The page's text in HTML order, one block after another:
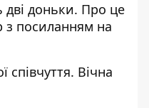
дві доньки. Про це
з посиланням на
співчуття. Вічна